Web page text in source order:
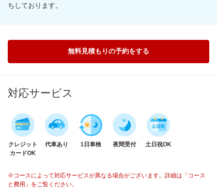
ちしております。
無料見積もりの予約をする
対応サービス
クレジット
カードOK
代車あり 1日車検 夜間受付 土日祝OK
※コースによって対応サービスが異なる場合がございます。詳細は「コース
と費用」をご覧ください。